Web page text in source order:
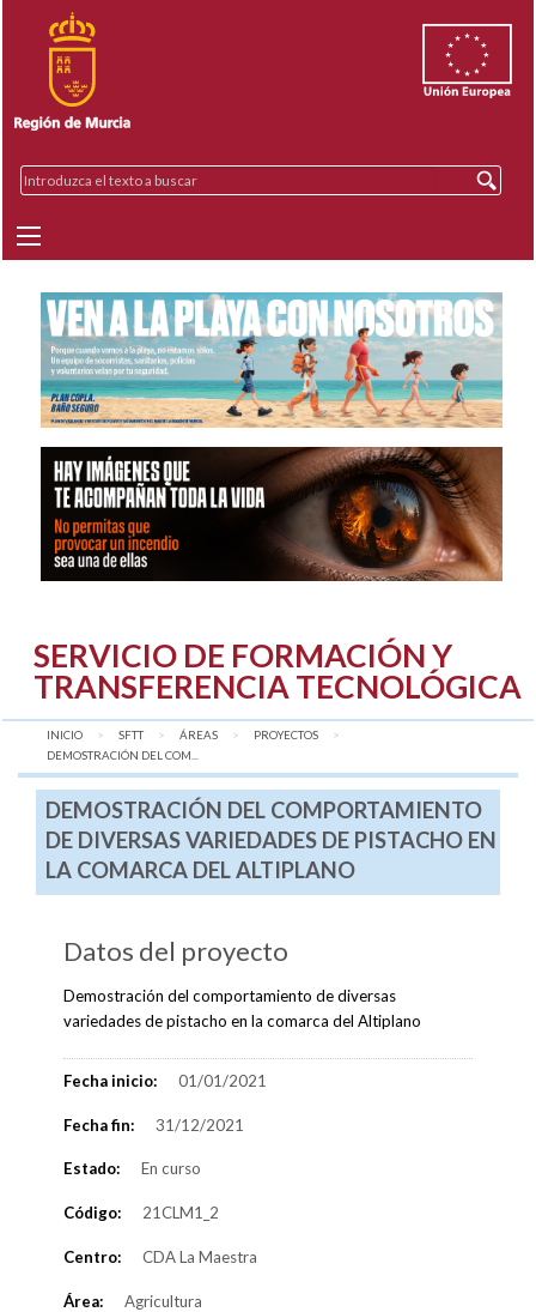
SERVICIO DE FORMACIÓN Y
TRANSFERENCIA TECNOLÓGICA
INICIO SFTT ÁREAS
PROYECTOS
AQUÍ:
DEMOSTRACIÓN DEL COM...
DEMOSTRACIÓN DEL COMPORTAMIENTO
DE DIVERSAS VARIEDADES DE PISTACHO EN
LA COMARCA DEL ALTIPLANO
Datos del proyecto
Demostración del comportamiento de diversas
variedades de pistacho en la comarca del Altiplano
Fecha inicio: 01/01/2021
Fecha fin: 31/12/2021
Estado: En curso
Código: 21CLM1_2
Centro: CDA La Maestra
Área: Agricultura